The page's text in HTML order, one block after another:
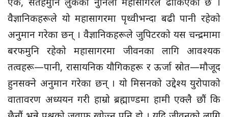
वैज्ञानिकहरूले यो महासागरमा पृथ्वीभन्दा बढी पानी रहेको
अनुमान गरेका छन् । वैज्ञानिकहरूले जुपिटरको यस चन्द्रमामा
बरफमुनि रहेको महासागरमा जीवनका लागि आवश्यक
तत्वहरू—पानी, रासायनिक यौगिकहरू र ऊर्जा स्रोत—मौजूद
हुनसक्ने अनुमान गरेका छन् । यो मिसनको उद्देश्य युरोपाको
वातावरण अध्ययन गरी हाम्रो ब्रह्माण्डमा हामी एक्लै छौं कि